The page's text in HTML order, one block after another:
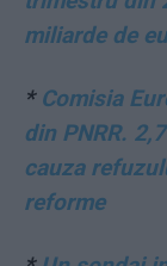
miliarde de
* Comisia
din PNRR.
cauza
reforme